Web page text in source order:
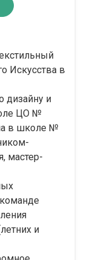
Искусства в
дизайну и
ЦО №
в школе №
мастер-
и